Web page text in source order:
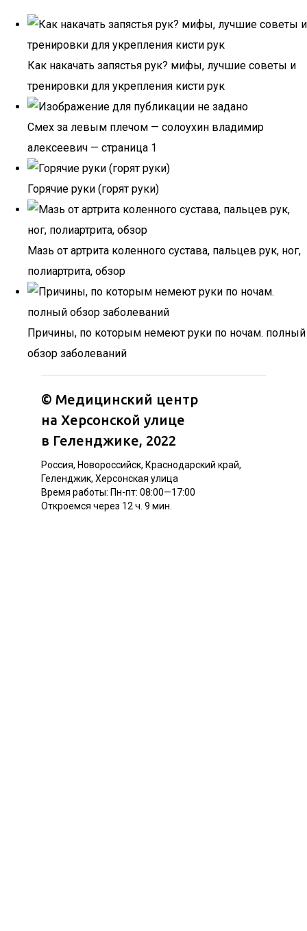
Как накачать запястья рук? мифы, лучшие советы и
тренировки для укрепления кисти рук
Смех за левым плечом — солоухин владимир
алексеевич — страница 1
Горячие руки (горят руки)
Мазь от артрита коленного сустава, пальцев рук, ног,
полиартрита, обзор
Причины, по которым немеют руки по ночам. полный
обзор заболеваний
© Медицинский центр
на Херсонской улице
в Геленджике, 2022
Россия, Новороссийск, Краснодарский край,
Геленджик, Херсонская улица
Время работы: Пн-пт: 08:00—17:00
Откроемся через 12 ч. 9 мин.